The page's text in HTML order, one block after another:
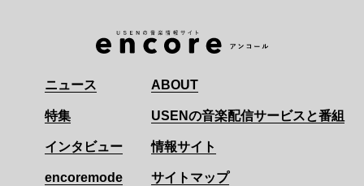
ニュース
特集
インタビュー
encoremode
ABOUT
USENの音楽配信サービスと番組
情報サイト
サイトマップ